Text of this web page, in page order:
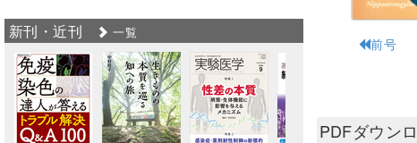
前号
PDFダウン
新刊・近刊 一覧